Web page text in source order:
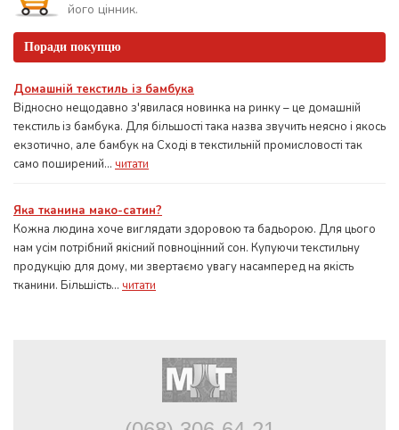
його цінник.
Поради покупцю
Домашній текстиль із бамбука
Відносно нещодавно з'явилася новинка на ринку – це домашній
текстиль із бамбука. Для більшості така назва звучить неясно і якось
екзотично, але бамбук на Сході в текстильній промисловості так
само поширений... читати
Яка тканина мако-сатин?
Кожна людина хоче виглядати здоровою та бадьорою. Для цього
нам усім потрібний якісний повноцінний сон. Купуючи текстильну
продукцію для дому, ми звертаємо увагу насамперед на якість
тканини. Більшість... читати